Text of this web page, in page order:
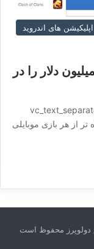
های اندروید
Pokeman Go رکورد درآمد 600 میلیون دلار را در
کوتاه تر از هر بازی موبایلی
دولوپرز محفوظ است